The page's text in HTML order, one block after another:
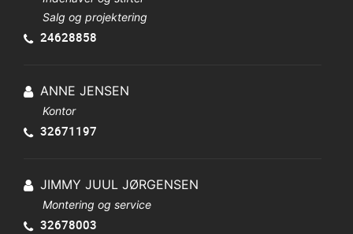
Salg og projektering
24628858
ANNE JENSEN
Kontor
32671197
JIMMY JUUL JØRGENSEN
Montering og service
32678003